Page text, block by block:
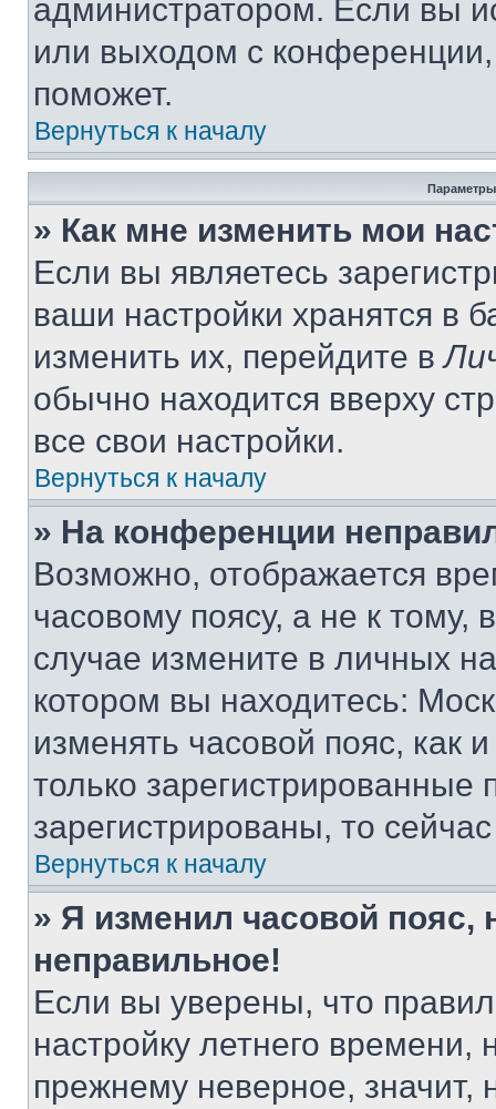
администратором. Если вы
или выходом с
поможет.
Вернуться к началу
Параметры
» Как мне изменить мои
Если вы являетесь
ваши настройки хранятся в
изменить их, перейдите в
обычно находится вверху
все свои настройки.
Вернуться к началу
» На конференции
Возможно, отображается
часовому поясу, а не к тому,
случае измените в личных
котором вы находитесь:
изменять часовой пояс, как
только
зарегистрированы, то
Вернуться к началу
» Я изменил часовой пояс,
неправильное!
Если вы уверены, что
настройку летнего
прежнему неверное, значит,